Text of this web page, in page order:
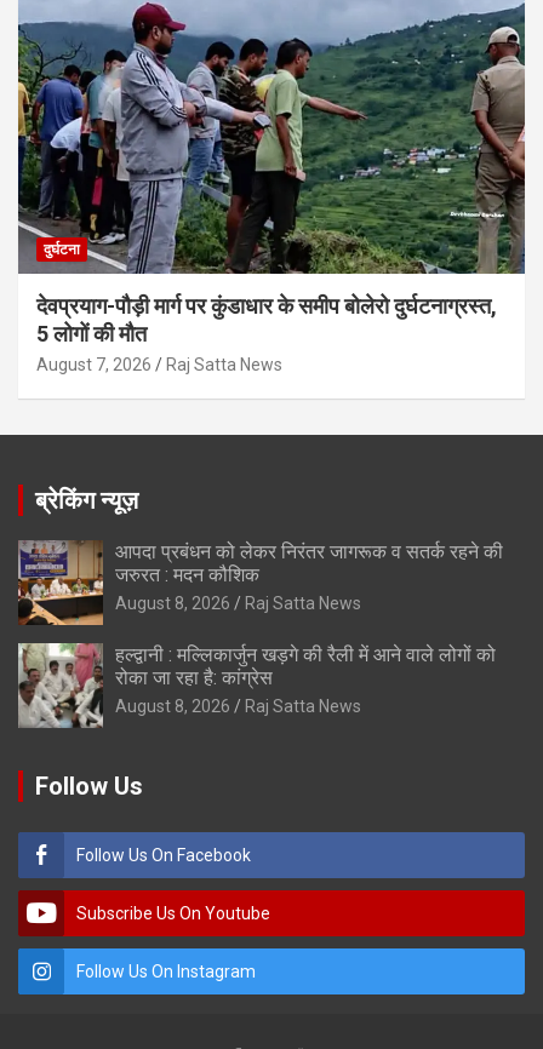
दुर्घटना
देवप्रयाग-पौड़ी मार्ग पर कुंडाधार के समीप बोलेरो दुर्घटनाग्रस्त,
5 लोगों की मौत
August 7, 2026 Raj Satta News
ब्रेकिंग न्यूज़
आपदा प्रबंधन को लेकर निरंतर जागरूक व सतर्क रहने की
जरुरत : मदन कौशिक
August 8, 2026 Raj Satta News
हल्द्वानी : मल्लिकार्जुन खड़गे की रैली में आने वाले लोगों को
रोका जा रहा है: कांग्रेस
August 8, 2026 Raj Satta News
Follow Us
Follow Us On Facebook
Subscribe Us On Youtube
Follow Us On Instagram